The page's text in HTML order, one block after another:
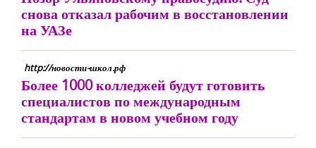
снова отказал рабочим в восстановлении
на УАЗе
http://новости-школ.рф
Более 1000 колледжей будут готовить
специалистов по международным
стандартам в новом учебном году